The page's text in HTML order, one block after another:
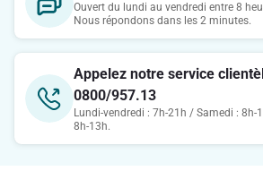
Ouvert du lundi au vendredi entre 8
Nous répondons dans les 2 minutes.
Appelez notre service
0800/957.13
Lundi-vendredi : 7h-21h / Samedi : 8h-
8h-13h.